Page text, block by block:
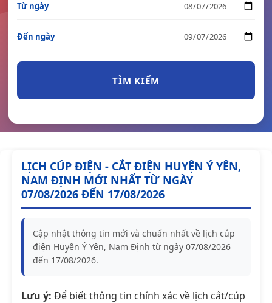
Từ ngày
Đến ngày
TÌM KIẾM
LỊCH CÚP ĐIỆN - CẮT ĐIỆN HUYỆN Ý YÊN,
NAM ĐỊNH MỚI NHẤT TỪ NGÀY
07/08/2026 ĐẾN 17/08/2026
Cập nhật thông tin mới và chuẩn nhất về lịch cúp
điện Huyện Ý Yên, Nam Định từ ngày 07/08/2026
đến 17/08/2026.
Lưu ý: Để biết thông tin chính xác về lịch cắt/cúp